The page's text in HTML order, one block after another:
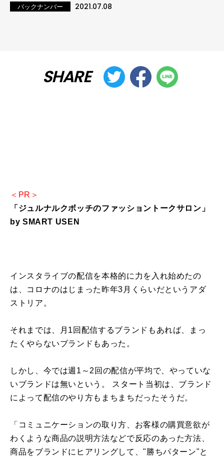
バックナンバー 2021.07.08
SHARE
＜PR＞
「ジュルナルクボッチのファッショントークサロン」
by SMART USEN
インスタライブの配信を本格的に力を入れ始めたの
は、コロナのはじまった昨年3月くらいだというアダ
ストリア。
それまでは、月1回配信するブランドもあれば、まっ
たくやらないブランドもあった。
しかし、今では週1～2回の配信が平均で、やっていな
いブランドは無いという。 スタート当初は、ブランド
によって配信のやり方もまちまちだったそうだ。
「コミュニケーションの取り方、お客様の購買意欲が
わくような商品の説明方法などで反応のあった方法、
商品をブランドにヒアリングして、"勝ちパターン"と